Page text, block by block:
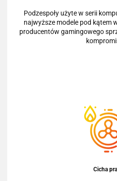
Podzespoły użyte w serii
najwyższe modele pod kątem
producentów gamingowego
Cicha